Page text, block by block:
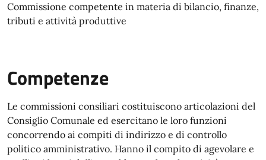
Commissione competente in materia di bilancio, finanze,
tributi e attività produttive
Competenze
Le commissioni consiliari costituiscono articolazioni del
Consiglio Comunale ed esercitano le loro funzioni
concorrendo ai compiti di indirizzo e di controllo
politico amministrativo. Hanno il compito di agevolare e